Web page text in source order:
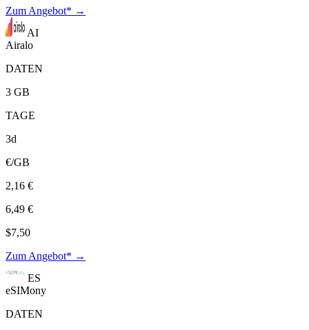
Zum Angebot* →
AI
Airalo
DATEN
3 GB
TAGE
3d
€/GB
2,16 €
6,49 €
$7,50
Zum Angebot* →
ES
eSIMony
DATEN